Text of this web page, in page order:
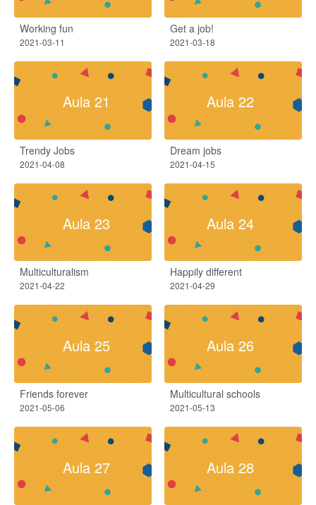
Working fun
2021-03-11
Get a job!
2021-03-18
Aula 21
Trendy Jobs
2021-04-08
Aula 22
Dream jobs
2021-04-15
Aula 23
Multiculturalism
2021-04-22
Aula 24
Happily different
2021-04-29
Aula 25
Friends forever
2021-05-06
Aula 26
Multicultural schools
2021-05-13
Aula 27 Aula 28